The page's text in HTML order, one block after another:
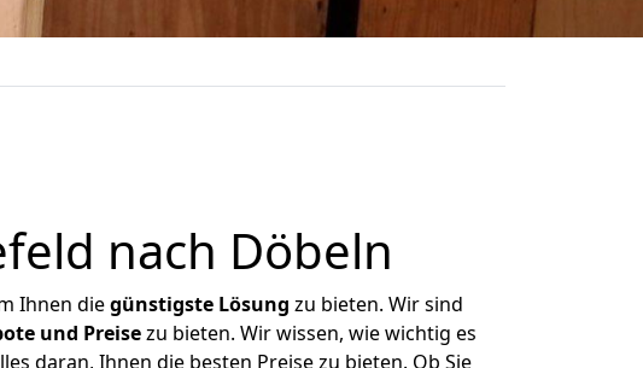
nach Döbeln
Ihnen diegünstigste Lösung zu bieten. Wir sind
und Preisezu bieten. Wir wissen, wie wichtig es
daran, Ihnen die besten Preise zu bieten. Ob Sie